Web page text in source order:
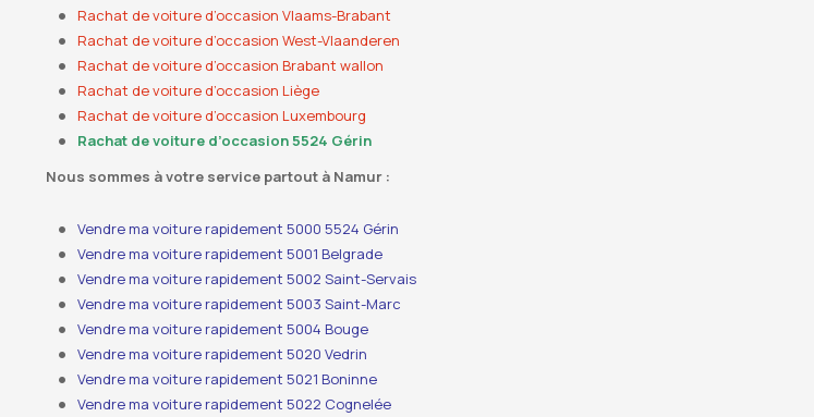
Rachat de voiture d’occasion Vlaams-Brabant
Rachat de voiture d’occasion West-Vlaanderen
Rachat de voiture d’occasion Brabant wallon
Rachat de voiture d’occasion Liège
Rachat de voiture d’occasion Luxembourg
Rachat de voiture d’occasion 5524 Gérin
Nous sommes à votre service partout à Namur :
Vendre ma voiture rapidement 5000 5524 Gérin
Vendre ma voiture rapidement 5001 Belgrade
Vendre ma voiture rapidement 5002 Saint-Servais
Vendre ma voiture rapidement 5003 Saint-Marc
Vendre ma voiture rapidement 5004 Bouge
Vendre ma voiture rapidement 5020 Vedrin
Vendre ma voiture rapidement 5021 Boninne
Vendre ma voiture rapidement 5022 Cognelée